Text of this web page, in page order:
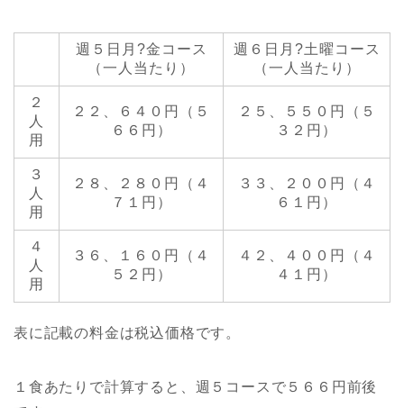
週５日月?金コース
（一人当たり）
週６日月?土曜コース
（一人当たり）
２
人
用
２２、６４０円（５
６６円）
２５、５５０円（５
３２円）
３
人
用
２８、２８０円（４
７１円）
３３、２００円（４
６１円）
４
人
用
３６、１６０円（４
５２円）
４２、４００円（４
４１円）
表に記載の料金は税込価格です。
１食あたりで計算すると、週５コースで５６６円前後